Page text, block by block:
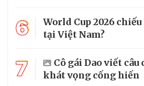
6
World Cup 2026
tại Việt Nam?
7
Cô gái Dao viết câu
khát vọng cống hiến